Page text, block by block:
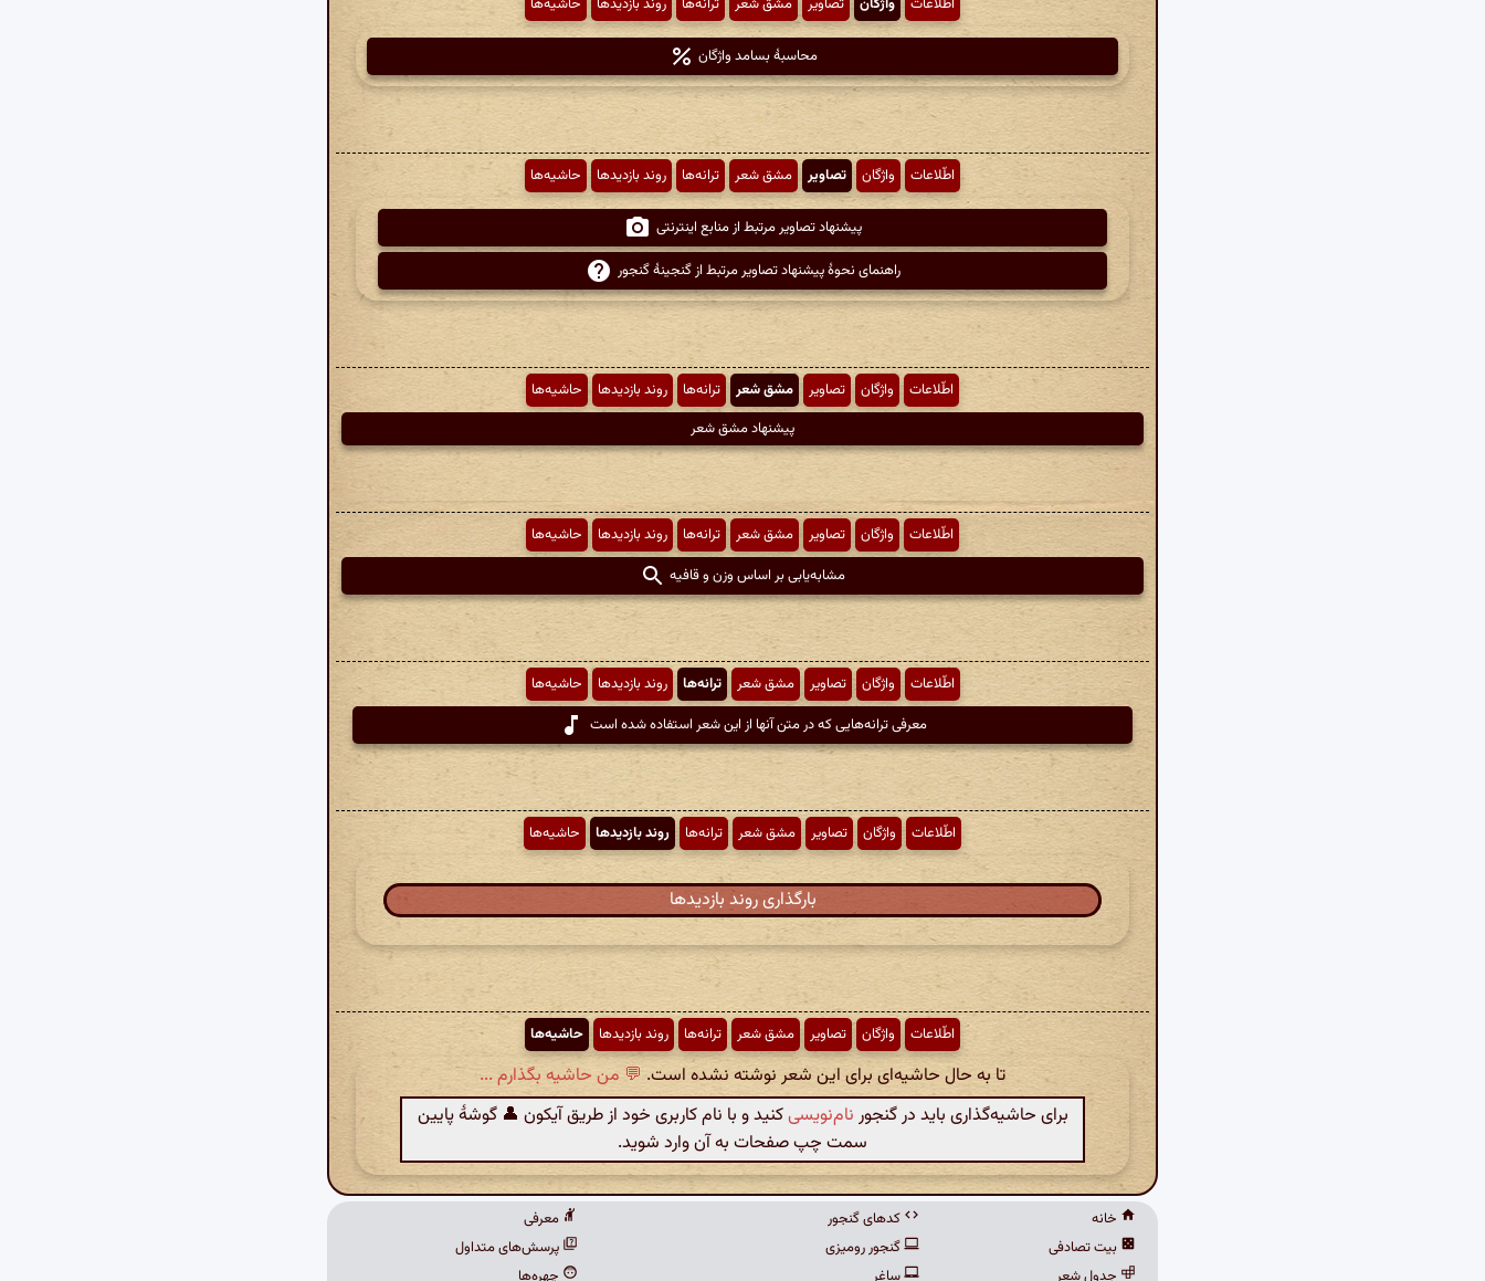
محاسبهٔ بسامد واژگان
اطّلاعات واژگان تصاویر مشق شعر ترانه‌ها روند بازدیدها حاشیه‌ها
پیشنهاد تصاویر مرتبط از منابع اینترنتی
راهنمای نحوهٔ پیشنهاد تصاویر مرتبط از گنجینهٔ گنجور
اطّلاعات واژگان تصاویر مشق شعر ترانه‌ها روند بازدیدها
حاشیه‌ها
پیشنهاد مشق شعر
اطّلاعات واژگان تصاویر مشق شعر ترانه‌ها روند بازدیدها
حاشیه‌ها
مشابه‌یابی بر اساس وزن و قافیه
اطّلاعات واژگان تصاویر مشق شعر ترانه‌ها روند بازدیدها
حاشیه‌ها
معرفی ترانه‌هایی که در متن آنها از این شعر استفاده شده است
اطّلاعات واژگان تصاویر مشق شعر ترانه‌ها روند بازدیدها حاشیه‌ها
بارگذاری روند بازدیدها
اطّلاعات واژگان تصاویر مشق شعر ترانه‌ها روند بازدیدها حاشیه‌ها
تا به حال حاشیه‌ای برای این شعر نوشته نشده است. 💬 من حاشیه بگذارم ...
برای حاشیه‌گذاری باید در گنجور نام‌نویسیکنید و با نام کاربری خود از طریق آیکون 👤 گوشهٔ پایین
سمت چپ صفحات به آن وارد شوید.
خانه
بیت تصادفی
جدول شعر
کدهای گنجور
گنجور رومیزی
ساغر
معرفی
پرسش‌های متداول
چهره‌ها